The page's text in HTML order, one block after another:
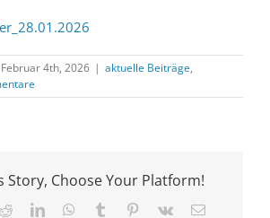
Februar 4th, 2026 | aktuelle Beiträge,
Story, Choose Your Platform!
RedditLinkedInWhatsApp
Tumblr Pinterest
Vk
E-